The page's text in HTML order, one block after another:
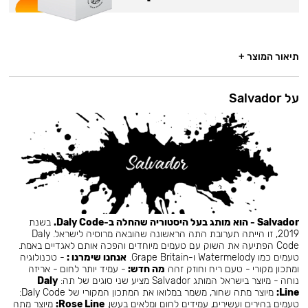
תיאור המוצר +
על Salvador
Salvador - הוא מותג בעל היסטוריה שהחלה ב-Daly Code.
בשנת
2019, זו הייתה תערובת התה הראשונה שהובאה מרוסיה לישראל. Daly
Code הפתיעה את השוק עם טעמים מיוחדים והפכה אותם לאגדיים באמת.
טעמים כמו Watermelody ו-Grape Britain.
אנחנו שימרנו : - טכנולוגיה
ומתכון מקורי - טעם ריח וחוזק זהה מה חדש: - עמיד יותר לחום - אריזה
נוחה - מיוצר בישראל המותג Salvador מציע שני סוגים של תה:
Daly
Line:
מיוצר מתה שחור, משמר במלואו את המתכון המקורי של Daly Code:
טעמים בהירים ועשירים, עמידים לחום ומלאים בעשן.Rose Line: מיוצר מתה